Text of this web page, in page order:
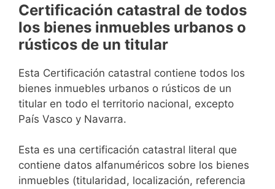
Certificación catastral de todos
los bienes inmuebles urbanos o
rústicos de un titular
Esta Certificación catastral contiene todos los
bienes inmuebles urbanos o rústicos de un
titular en todo el territorio nacional, excepto
País Vasco y Navarra.
Esta es una certificación catastral literal que
contiene datos alfanuméricos sobre los bienes
inmuebles (titularidad, localización, referencia